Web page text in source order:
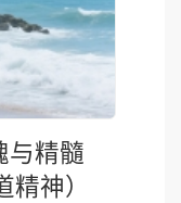
与精髓
神）